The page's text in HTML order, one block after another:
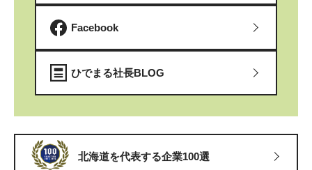
Facebook
ひでまる社長BLOG
北海道を代表する企業100選